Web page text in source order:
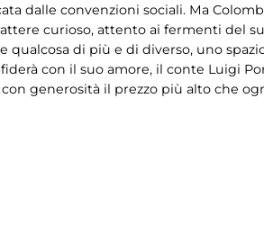
dalle convenzioni sociali. Ma
curioso, attento ai fermenti del
qualcosa di più e di diverso, uno
con il suo amore, il conte Luigi
generosità il prezzo più alto che